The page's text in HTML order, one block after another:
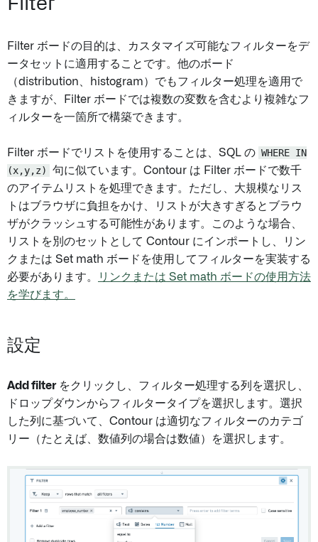
Filter
Filter ボードの目的は、カスタマイズ可能なフィルターをデ
ータセットに適用することです。他のボード
（distribution、histogram）でもフィルター処理を適用で
きますが、Filter ボードでは複数の変数を含むより複雑なフ
ィルターを一箇所で構築できます。
Filter ボードでリストを使用することは、SQL の WHERE IN
(x,y,z)
句に似ています。Contour は Filter ボードで数千
のアイテムリストを処理できます。ただし、大規模なリス
トはブラウザに負担をかけ、リストが大きすぎるとブラウ
ザがクラッシュする可能性があります。このような場合、
リストを別のセットとして Contour にインポートし、リン
クまたは Set math ボードを使用してフィルターを実装する
必要があります。
リンクまたは Set math ボードの使用方法
を学びます。
設定
Add filterをクリックし、フィルター処理する列を選択し、
ドロップダウンからフィルタータイプを選択します。選択
した列に基づいて、Contour は適切なフィルターのカテゴ
リー（たとえば、数値列の場合は数値）を選択します。